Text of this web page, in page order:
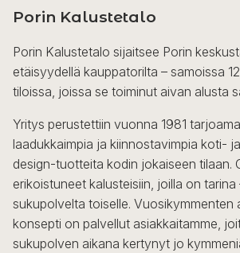
Porin Kalustetalo
Porin Kalustetalo sijaitsee Porin
etäisyydellä kauppatorilta – samoissa
tiloissa, joissa se toiminut aivan alusta
Yritys perustettiin vuonna 1981
laadukkaimpia ja kiinnostavimpia koti-
design-tuotteita kodin jokaiseen tilaan.
erikoistuneet kalusteisiin, joilla on
sukupolvelta toiselle. Vuosikymmenten
konsepti on palvellut asiakkaitamme,
sukupolven aikana kertynyt jo